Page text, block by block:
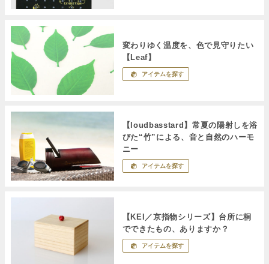
変わりゆく温度を、色で見守りたい
【Leaf】
アイテムを探す
【loudbasstard】常夏の陽射しを浴
びた“竹”による、音と自然のハーモ
ニー
アイテムを探す
【KEI／京指物シリーズ】台所に桐
でできたもの、ありますか？
アイテムを探す